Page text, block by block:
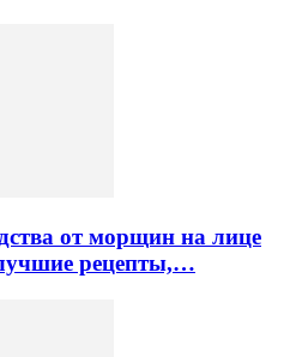
от морщин на лице
рецепты,…